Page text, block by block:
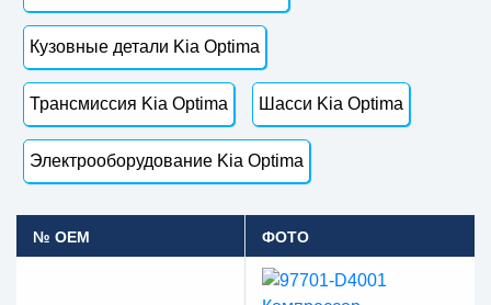
Кузовные детали Kia Optima
Трансмиссия Kia Optima Шасси Kia Optima
Электрооборудование Kia Optima
№ OEM ФОТО